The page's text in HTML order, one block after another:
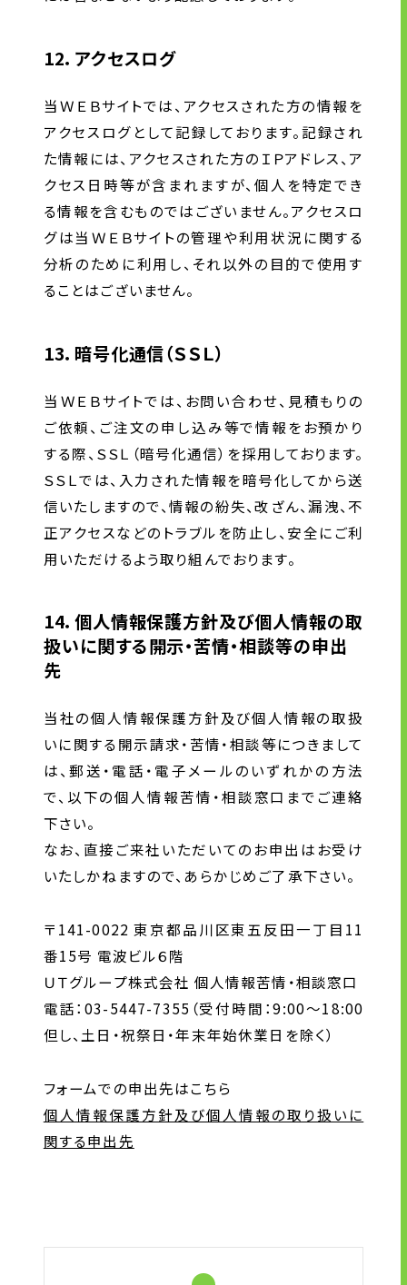
12．アクセスログ
当ＷＥＢサイトでは、アクセスされた方の情報を
アクセスログとして記録しております。記録され
た情報には、アクセスされた方のＩＰアドレス、ア
クセス日時等が含まれますが、個人を特定でき
る情報を含むものではございません。アクセスロ
グは当ＷＥＢサイトの管理や利用状況に関する
分析のために利用し、それ以外の目的で使用す
ることはございません。
13．暗号化通信（ＳＳＬ）
当ＷＥＢサイトでは、お問い合わせ、見積もりの
ご依頼、ご注文の申し込み等で情報をお預かり
する際、ＳＳＬ（暗号化通信）を採用しております。
ＳＳＬでは、入力された情報を暗号化してから送
信いたしますので、情報の紛失、改ざん、漏洩、不
正アクセスなどのトラブルを防止し、安全にご利
用いただけるよう取り組んでおります。
14．個人情報保護方針及び個人情報の取
扱いに関する開示・苦情・相談等の申出
先
当社の個人情報保護方針及び個人情報の取扱
いに関する開示請求・苦情・相談等につきまして
は、郵送・電話・電子メールのいずれかの方法
で、以下の個人情報苦情・相談窓口までご連絡
下さい。
なお、直接ご来社いただいてのお申出はお受け
いたしかねますので、あらかじめご了承下さい。
〒141-0022 東京都品川区東五反田一丁目11
番15号 電波ビル６階
ＵＴグループ株式会社 個人情報苦情・相談窓口
電話：03-5447-7355（受付時間：9:00～18:00
但し、土日・祝祭日・年末年始休業日を除く）
フォームでの申出先はこちら
個人情報保護方針及び個人情報の取り扱いに
関する申出先